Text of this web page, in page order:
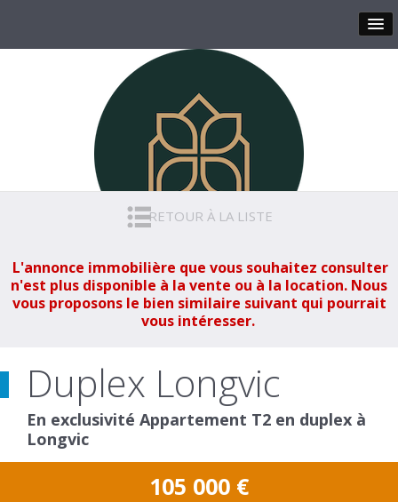
RETOUR À LA LISTE
L'annonce immobilière que vous souhaitez consulter
n'est plus disponible à la vente ou à la location. Nous
vous proposons le bien similaire suivant qui pourrait
vous intéresser.
Duplex Longvic
En exclusivité Appartement T2 en duplex à
Longvic
105 000 €